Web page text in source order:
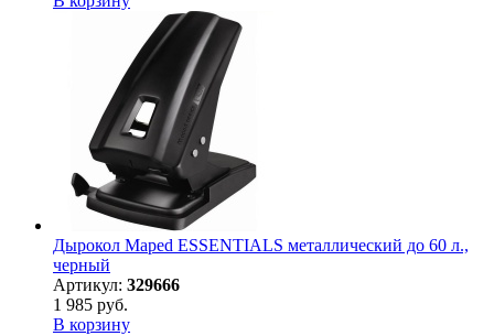
Дырокол Maped ESSENTIALS металлический до 60 л.,
черный
Артикул: 329666
1 985 руб.
В корзину